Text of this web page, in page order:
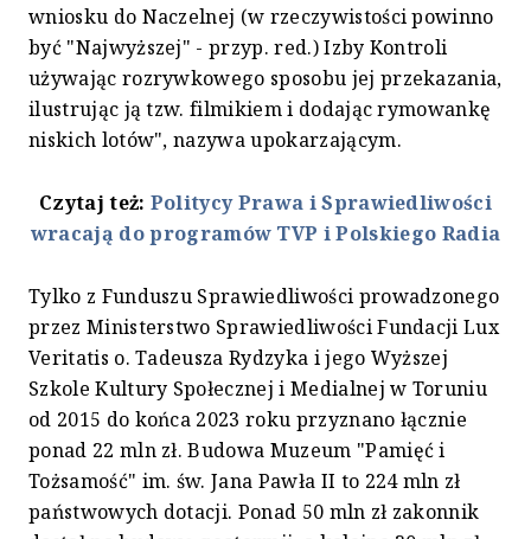
wniosku do Naczelnej (w rzeczywistości powinno
być "Najwyższej" - przyp. red.) Izby Kontroli
używając rozrywkowego sposobu jej przekazania,
ilustrując ją tzw. filmikiem i dodając rymowankę
niskich lotów", nazywa upokarzającym.
Czytaj też: Politycy Prawa i Sprawiedliwości
wracają do programów TVP i Polskiego Radia
Tylko z Funduszu Sprawiedliwości prowadzonego
przez Ministerstwo Sprawiedliwości Fundacji Lux
Veritatis o. Tadeusza Rydzyka i jego Wyższej
Szkole Kultury Społecznej i Medialnej w Toruniu
od 2015 do końca 2023 roku przyznano łącznie
ponad 22 mln zł. Budowa Muzeum "Pamięć i
Tożsamość" im. św. Jana Pawła II to 224 mln zł
państwowych dotacji. Ponad 50 mln zł zakonnik